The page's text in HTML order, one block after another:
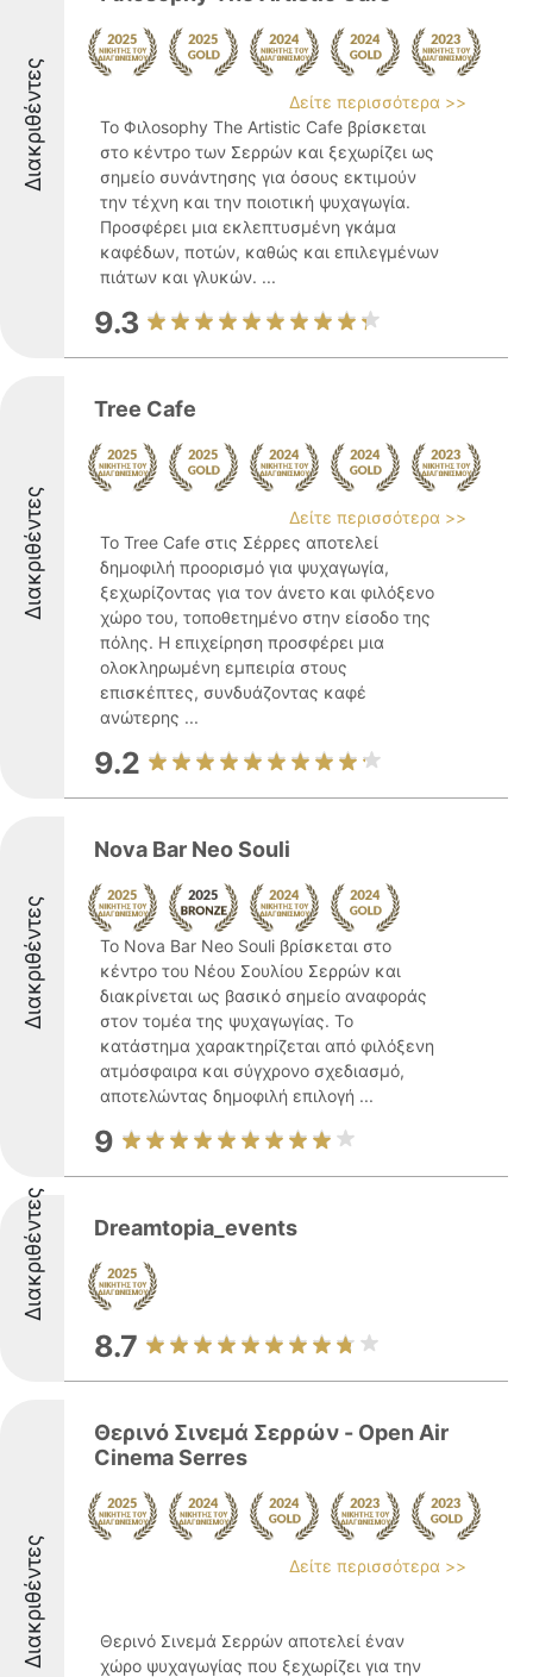
Διακριθέντες
Δείτε περισσότερα >>
Το Φιλοsophy The Artistic Cafe βρίσκεται
στο κέντρο των Σερρών και ξεχωρίζει ως
σημείο συνάντησης για όσους εκτιμούν
την τέχνη και την ποιοτική ψυχαγωγία.
Προσφέρει μια εκλεπτυσμένη γκάμα
καφέδων, ποτών, καθώς και επιλεγμένων
πιάτων και γλυκών. ...
9.3
Διακριθέντες
Tree Cafe
Δείτε περισσότερα >>
Το Tree Cafe στις Σέρρες αποτελεί
δημοφιλή προορισμό για ψυχαγωγία,
ξεχωρίζοντας για τον άνετο και φιλόξενο
χώρο του, τοποθετημένο στην είσοδο της
πόλης. Η επιχείρηση προσφέρει μια
ολοκληρωμένη εμπειρία στους
επισκέπτες, συνδυάζοντας καφέ
ανώτερης ...
9.2
Διακριθέντες
Nova Bar Neo Souli
Το Nova Bar Neo Souli βρίσκεται στο
κέντρο του Νέου Σουλίου Σερρών και
διακρίνεται ως βασικό σημείο αναφοράς
στον τομέα της ψυχαγωγίας. Το
κατάστημα χαρακτηρίζεται από φιλόξενη
ατμόσφαιρα και σύγχρονο σχεδιασμό,
αποτελώντας δημοφιλή επιλογή ...
9
Διακριθέντες Dreamtopia_events
8.7
Διακριθέντες
Θερινό Σινεμά Σερρών - Open Air
Cinema Serres
Δείτε περισσότερα >>
Θερινό Σινεμά Σερρών αποτελεί έναν
χώρο ψυχαγωγίας που ξεχωρίζει για την